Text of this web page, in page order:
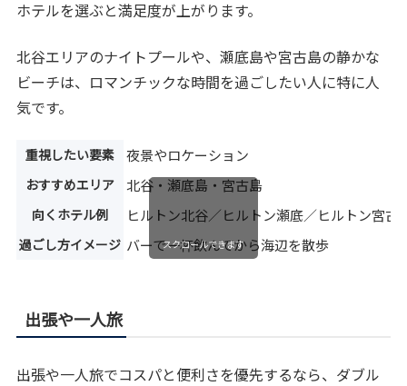
ホテルを選ぶと満足度が上がります。
北谷エリアのナイトプールや、瀬底島や宮古島の静かな
ビーチは、ロマンチックな時間を過ごしたい人に特に人
気です。
重視したい要素 夜景やロケーション
おすすめエリア 北谷・瀬底島・宮古島
向くホテル例 ヒルトン北谷／ヒルトン瀬底／ヒルトン宮古
過ごし方イメージ バーで一杯飲んでから海辺を散歩
スクロールできます
出張や一人旅
出張や一人旅でコスパと便利さを優先するなら、ダブル